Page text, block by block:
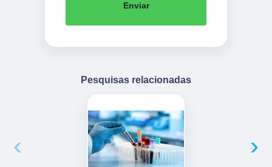
Enviar
Pesquisas relacionadas
‹ ›